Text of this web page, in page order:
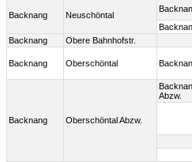
Backnang Neuschöntal
Backnang
Obere Bahnhofstr.
Backnang Oberschöntal
Backnang Oberschöntal Abzw.
Abzw.